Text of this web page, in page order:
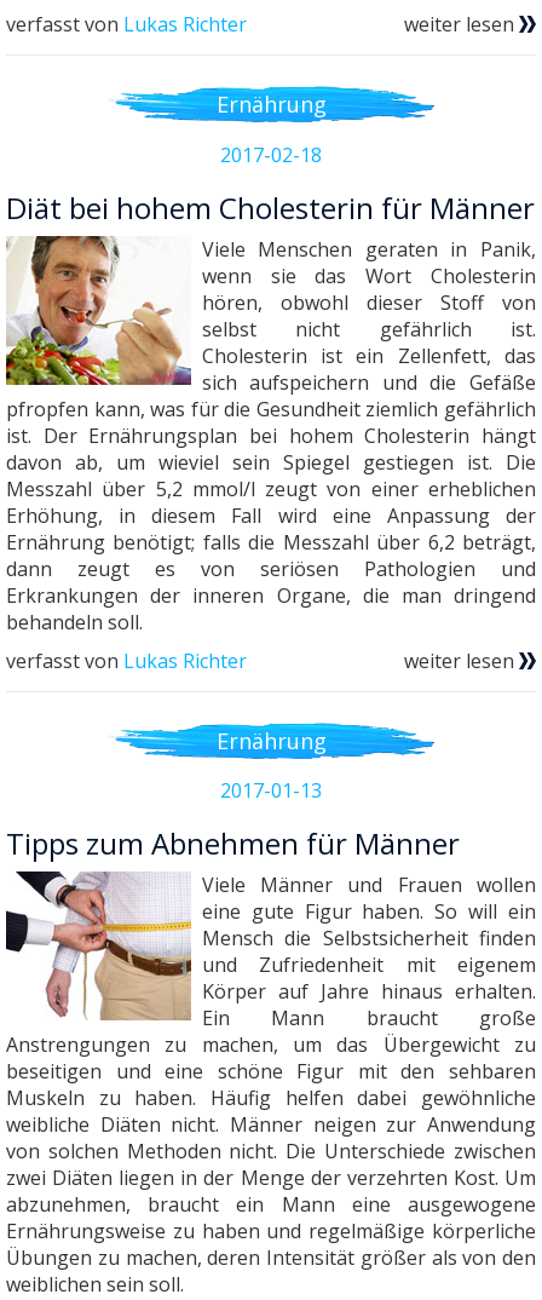
verfasst von Lukas Richter weiter lesen
Ernährung
2017-02-18
Diät bei hohem Cholesterin für Männer
Viele Menschen geraten in Panik,
wenn sie das Wort Cholesterin
hören, obwohl dieser Stoff von
selbst nicht gefährlich ist.
Cholesterin ist ein Zellenfett, das
sich aufspeichern und die Gefäße
pfropfen kann, was für die Gesundheit ziemlich gefährlich
ist. Der Ernährungsplan bei hohem Cholesterin hängt
davon ab, um wieviel sein Spiegel gestiegen ist. Die
Messzahl über 5,2 mmol/l zeugt von einer erheblichen
Erhöhung, in diesem Fall wird eine Anpassung der
Ernährung benötigt; falls die Messzahl über 6,2 beträgt,
dann zeugt es von seriösen Pathologien und
Erkrankungen der inneren Organe, die man dringend
behandeln soll.
verfasst von Lukas Richter weiter lesen
Ernährung
2017-01-13
Tipps zum Abnehmen für Männer
Viele Männer und Frauen wollen
eine gute Figur haben. So will ein
Mensch die Selbstsicherheit finden
und Zufriedenheit mit eigenem
Körper auf Jahre hinaus erhalten.
Ein Mann braucht große
Anstrengungen zu machen, um das Übergewicht zu
beseitigen und eine schöne Figur mit den sehbaren
Muskeln zu haben. Häufig helfen dabei gewöhnliche
weibliche Diäten nicht. Männer neigen zur Anwendung
von solchen Methoden nicht. Die Unterschiede zwischen
zwei Diäten liegen in der Menge der verzehrten Kost. Um
abzunehmen, braucht ein Mann eine ausgewogene
Ernährungsweise zu haben und regelmäßige körperliche
Übungen zu machen, deren Intensität größer als von den
weiblichen sein soll.